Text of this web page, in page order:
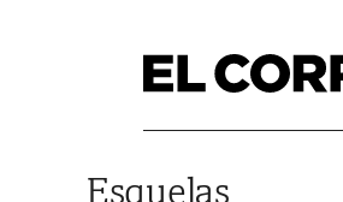
Esquelas